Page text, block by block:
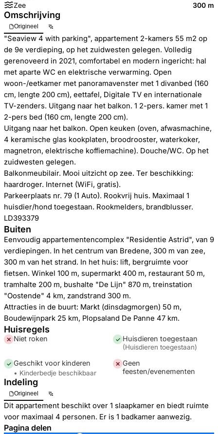
Zee
300 m
Omschrijving
Origineel
"Seaview 4 with parking", appartement 2-kamers 55 m2 op
de 9e verdieping, op het zuidwesten gelegen. Volledig
gerenoveerd in 2021, comfortabel en modern ingericht: hal
met aparte WC en elektrische verwarming. Open
woon-/eetkamer met panoramavenster met 1 divanbed (160
cm, lengte 200 cm), eettafel, Digitale TV en internationale
TV-zenders. Uitgang naar het balkon. 1 2-pers. kamer met 1
2-pers bed (160 cm, lengte 200 cm).
Uitgang naar het balkon. Open keuken (oven, afwasmachine,
4 keramische glas kookplaten, broodrooster, waterkoker,
magnetron, elektrische koffiemachine). Douche/WC. Op het
zuidwesten gelegen.
Balkonmeubilair. Mooi uitzicht op zee. Ter beschikking:
haardroger. Internet (WiFi, gratis).
Parkeerplaats nr. 79 (1 Auto). Rookvrij huis. Maximaal 1
huisdier/hond toegestaan. Rookmelders, brandblusser.
LD393379
Buiten
Eenvoudig appartementencomplex "Residentie Astrid", van 9
verdiepingen. In het centrum van Bredene, 300 m van zee,
300 m van het strand. In het huis: lift, bergruimte voor
fietsen. Winkel 100 m, supermarkt 400 m, restaurant 50 m,
tramhalte 200 m, bushalte "De Lijn" 870 m, treinstation
"Oostende" 4 km, zandstrand 300 m.
Attracties in de buurt: Markt (dinsdagmorgen) 50 m,
Boudewijnpark 25 km, Plopsaland De Panne 47 km.
Huisregels
✕ Niet roken ✓ Huisdieren toegestaan
(Huisdieren toegestaan)
✓ Geschikt voor kinderen
• Kinderbedje beschikbaar
✕ Geen
feesten/evenementen
Indeling
Origineel
Dit appartement beschikt over 1 slaapkamer en biedt ruimte
voor maximaal 4 personen. Er is 1 badkamer aanwezig.
Pagina delen